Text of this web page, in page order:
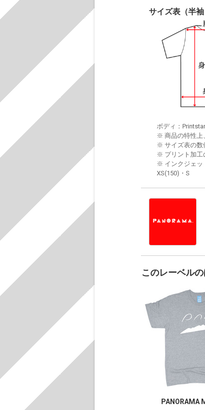
サイズ表（半袖
ボディ：
※ 商品の特性上
※ サイズ表の数
※ プリント加工
※ インクジェッ
XS(150)・S
このレーベル
PANORAMA